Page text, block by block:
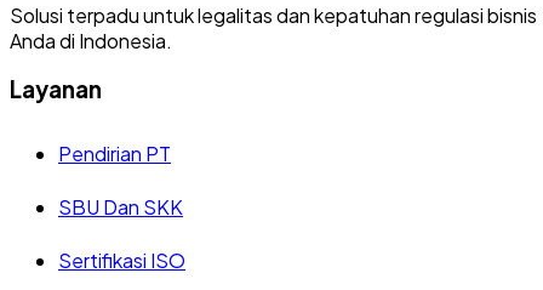
Solusi terpadu untuk legalitas dan kepatuhan regulasi bisnis
Anda di Indonesia.
Layanan
Pendirian PT
SBU Dan SKK
Sertifikasi ISO